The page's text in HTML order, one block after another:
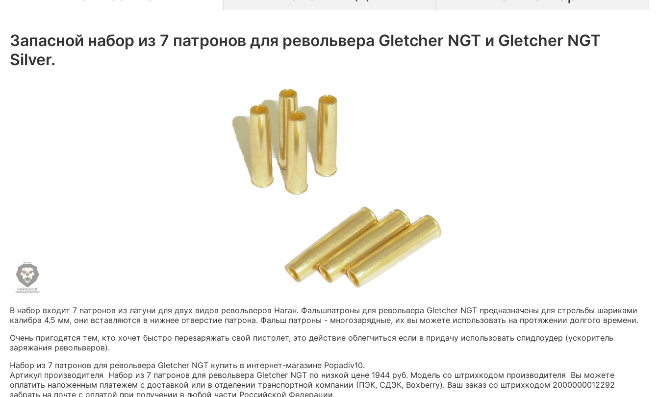
Запасной набор из 7 патронов для револьвера Gletcher NGT и Gletcher NGT
Silver.
В набор входит 7 патронов из латуни для двух видов револьверов Наган. Фальшпатроны для револьвера Gletcher NGT предназначены для стрельбы шариками
калибра 4.5 мм, они вставляются в нижнее отверстие патрона. Фальш патроны - многозарядные, их вы можете использовать на протяжении долгого времени.
Очень пригодятся тем, кто хочет быстро перезаряжать свой пистолет, это действие облегчиться если в придачу использовать спидлоудер (ускоритель
заряжания револьверов).
Набор из 7 патронов для револьвера Gletcher NGT купить в интернет-магазине Popadiv10.
Артикул производителя Набор из 7 патронов для револьвера Gletcher NGT по низкой цене 1944 руб. Модель со штрихкодом производителя Вы можете
оплатить наложенным платежем с доставкой или в отделении транспортной компании (ПЭК, СДЭК, Boxberry). Ваш заказ со штрихкодом 2000000012292
забрать на почте с оплатой при получении в любой части Российской Федерации.